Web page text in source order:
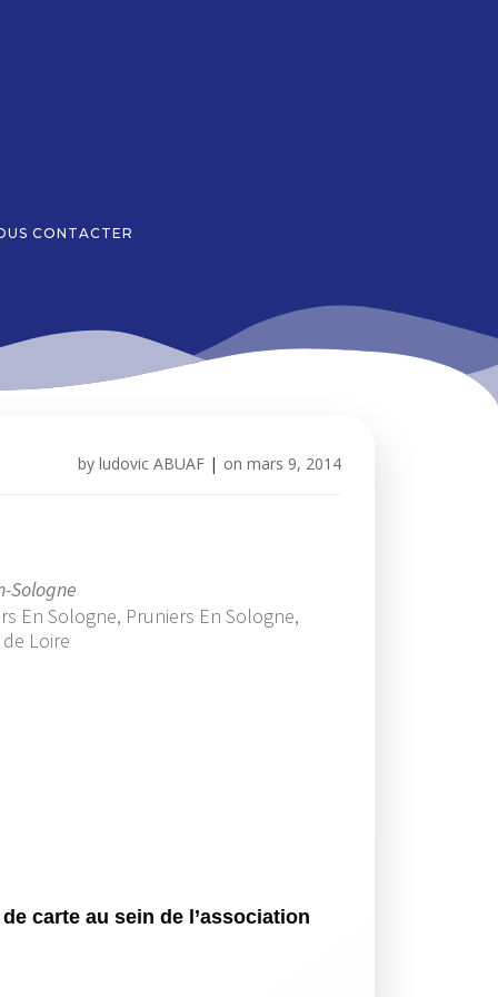
CONTACTER
by ludovic ABUAF | on mars 9, 2014
Sologne
En Sologne, Pruniers En Sologne,
Loire
carte au sein de l’association